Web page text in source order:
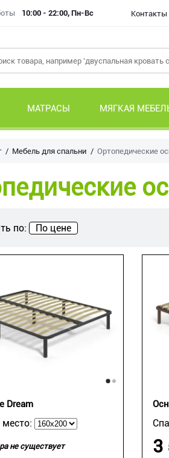
10:00 - 22:00, Пн-Вс Контакты
МАТРАСЫ МЯГКАЯ
Мебель для спальни Ортопедические
по: По цене
Dream
не существует 3